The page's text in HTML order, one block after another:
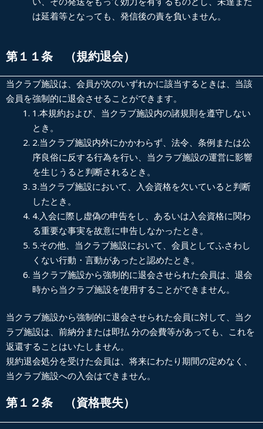
は延着等となっても、発信後の責を負いません。
第１１条 （規約退会）
当クラブ施設は、会員が次のいずれかに該当するときは、当該
会員を強制的に退会させることができます。
1.本規約および、当クラブ施設内の諸規則を遵守しない
とき。
2.当クラブ施設内外にかかわらず、法令、条例または公
序良俗に反する行為を行い、当クラブ施設の運営に影響
を生じうると判断されるとき。
3.当クラブ施設において、入会資格を欠いていると判断
したとき。
4. 入会に際し虚偽の申告をし、あるいは入会資格に関わ
る重要な事実を故意に申告しなかったとき。
5.その他、当クラブ施設において、会員としてふさわし
くない行動・言動があったと認めたとき。
当クラブ施設から強制的に退会させられた会員は、退会
時から当クラブ施設を使用することができません。
当クラブ施設から強制的に退会させられた会員に対して、当ク
ラブ施設は、前納分または即払 分の会費等があっても、これを
返還することはいたしません。
規約退会処分を受けた会員は、将来にわたり期間の定めなく、
当クラブ施設への入会はできません。
第１２条 （資格喪失）